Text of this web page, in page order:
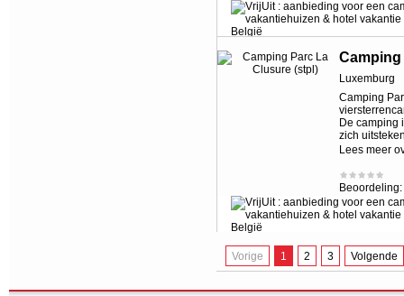
Luxemburg
Camping
De camping
zich
Lees meer
Beoordeling:
Vorige 1 2 3 Volgende